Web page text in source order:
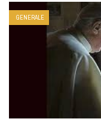
GENERALE